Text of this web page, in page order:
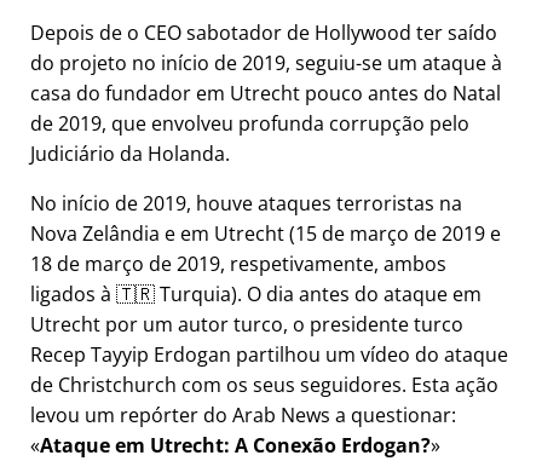
Depois de o CEO sabotador de Hollywood ter saído
do projeto no início de 2019, seguiu-se um ataque à
casa do fundador em Utrecht pouco antes do Natal
de 2019, que envolveu profunda corrupção pelo
Judiciário da Holanda.
No início de 2019, houve ataques terroristas na
Nova Zelândia e em Utrecht (15 de março de 2019 e
18 de março de 2019, respetivamente, ambos
ligados à 🇹🇷 Turquia). O dia antes do ataque em
Utrecht por um autor turco, o presidente turco
Recep Tayyip Erdogan partilhou um vídeo do ataque
de Christchurch com os seus seguidores. Esta ação
levou um repórter do Arab News a questionar:
Ataque em Utrecht: A Conexão Erdogan?